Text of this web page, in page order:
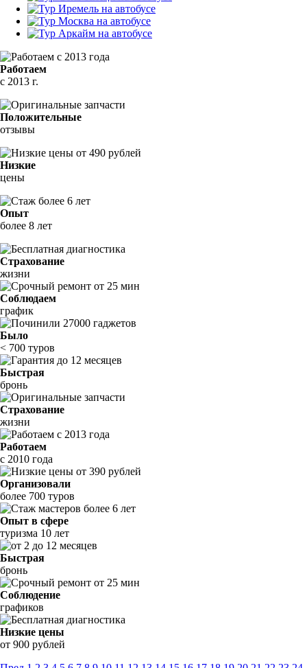
Работаем
с 2013 г.
Положительные
отзывы
Низкие
цены
Опыт
более 8 лет
Страхование
жизни
Соблюдаем
график
Было
< 700 туров
Быстрая
бронь
Страхование
жизни
Работаем
с 2010 года
Организовали
более 700 туров
Опыт в сфере
туризма 10 лет
Быстрая
бронь
Соблюдение
графиков
Низкие цены
от 900 рублей